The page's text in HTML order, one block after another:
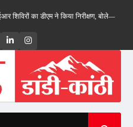
डीएम ने किया निरीक्षण, बोले—कोई पात्र
LinkedInInstagram